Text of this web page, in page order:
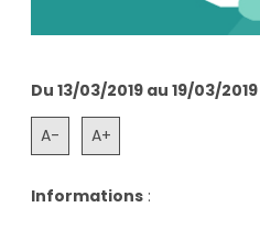
Du 13/03/2019 au 19/03/2019
A- A+
Informations :